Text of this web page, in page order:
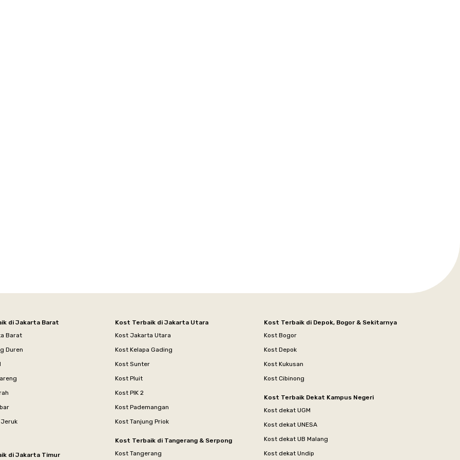
di Jakarta Barat
Barat
Duren
Jeruk
di Jakarta Timur
Kost Terbaik di Jakarta Utara
Kost Jakarta Utara
Kost Kelapa Gading
Kost Sunter
Kost Pluit
Kost PIK 2
Kost Pademangan
Kost Tanjung Priok
Kost Terbaik di Tangerang & Serpong
Kost Tangerang
Kost Terbaik di Depok, Bogor & Sekitarnya
Kost Bogor
Kost Depok
Kost Kukusan
Kost Cibinong
Kost Terbaik Dekat Kampus Negeri
Kost dekat UGM
Kost dekat UNESA
Kost dekat UB Malang
Kost dekat Undip